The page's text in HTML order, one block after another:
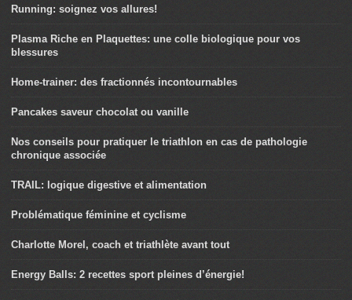
Running: soignez vos allures!
Plasma Riche en Plaquettes: une colle biologique pour vos
blessures
Home-trainer: des fractionnés incontournables
Pancakes saveur chocolat ou vanille
Nos conseils pour pratiquer le triathlon en cas de pathologie
chronique associée
TRAIL: logique digestive et alimentation
Problématique féminine et cyclisme
Charlotte Morel, coach et triathlète avant tout
Energy Balls: 2 recettes sport pleines d’énergie!